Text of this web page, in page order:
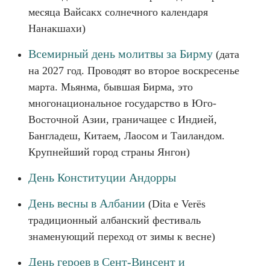
месяца Вайсакх солнечного календаря
Нанакшахи)
Всемирный день молитвы за Бирму (дата
на 2027 год. Проводят во второе воскресенье
марта. Мьянма, бывшая Бирма, это
многонациональное государство в Юго-
Восточной Азии, граничащее с Индией,
Бангладеш, Китаем, Лаосом и Таиландом.
Крупнейший город страны Янгон)
День Конституции Андорры
День весны в Албании (Dita e Verës
традиционный албанский фестиваль
знаменующий переход от зимы к весне)
День героев в Сент-Винсент и